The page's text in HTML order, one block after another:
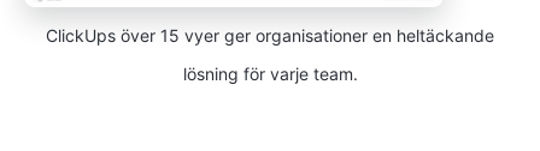
ClickUps över 15 vyer ger organisationer en heltäckande
lösning för varje team.